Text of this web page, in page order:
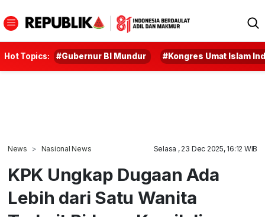
Hot Topics: #Gubernur BI Mundur #Kongres Umat Islam
News Nasional News Selasa , 23 Dec 2025, 16:12 WIB
KPK Ungkap Dugaan Ada
Lebih dari Satu Wanita